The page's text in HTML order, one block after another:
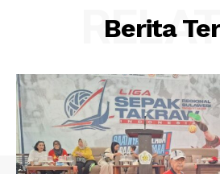
Berita